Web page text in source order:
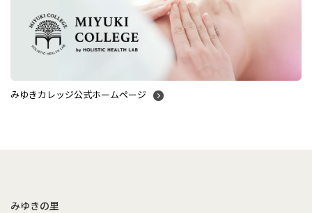
みゆきカレッジ公式ホームページ
みゆきの里